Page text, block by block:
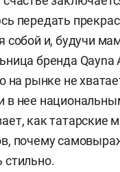
передать
собой и, будучи
бренда
на рынке не
нее
как татарские
почему
стильно.